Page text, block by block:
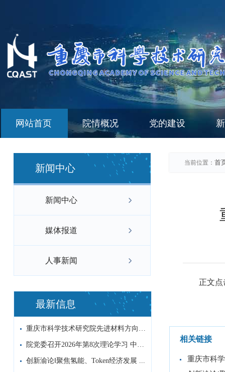
网站首页 院情概况 党的建设
新闻中心
新闻中心
媒体报道
人事新闻
最新信息
重庆市科学技术研究院先进材料方向非编科研...
院党委召开2026年第8次理论学习 中心...
创新渝论‖聚焦氢能、Token经济发展 ...
当前位置： 首
正文点
相关链接
重庆市科